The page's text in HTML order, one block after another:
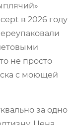
в 2026 году
не просто
с моющей
за одно